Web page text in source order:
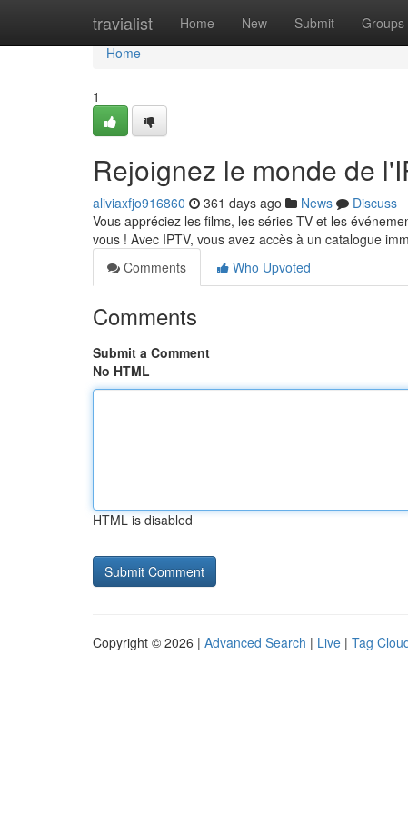
travialist Home New Submit Groups
Home
Home
1
Rejoignez le monde de
aliviaxfjo916860 361 days ago News
Discuss
Vous appréciez les films, les séries TV et les
vous ! Avec IPTV, vous avez accès à un catalogue
Comments
Who Upvoted
Comments
Submit a Comment
No HTML
HTML is disabled
Copyright © 2026 | Advanced Search | Live | Tag